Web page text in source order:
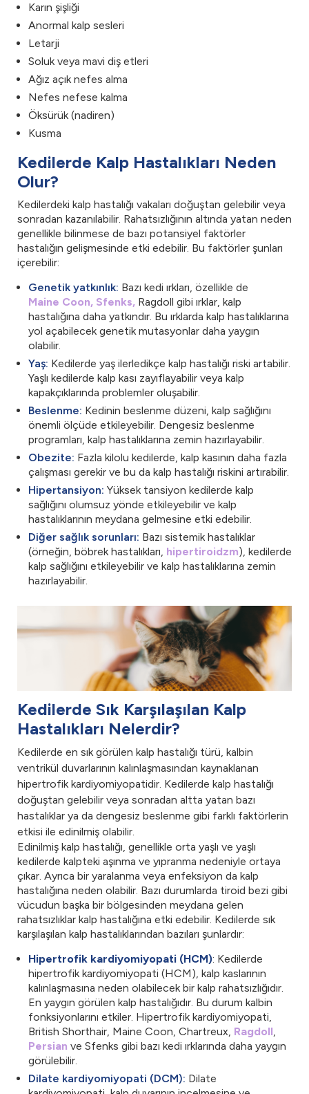
Karın şişliği
Anormal kalp sesleri
Letarji
Soluk veya mavi diş etleri
Ağız açık nefes alma
Nefes nefese kalma
Öksürük (nadiren)
Kusma
Kedilerde Kalp Hastalıkları Neden
Olur?
Kedilerdeki kalp hastalığı vakaları doğuştan gelebilir veya
sonradan kazanılabilir. Rahatsızlığının altında yatan neden
genellikle bilinmese de bazı potansiyel faktörler
hastalığın gelişmesinde etki edebilir. Bu faktörler şunları
içerebilir:
Genetik yatkınlık: Bazı kedi ırkları, özellikle de
Maine Coon, Sfenks, Ragdoll gibi ırklar, kalp
hastalığına daha yatkındır. Bu ırklarda kalp hastalıklarına
yol açabilecek genetik mutasyonlar daha yaygın
olabilir.
Yaş: Kedilerde yaş ilerledikçe kalp hastalığı riski artabilir.
Yaşlı kedilerde kalp kası zayıflayabilir veya kalp
kapakçıklarında problemler oluşabilir.
Beslenme: Kedinin beslenme düzeni, kalp sağlığını
önemli ölçüde etkileyebilir. Dengesiz beslenme
programları, kalp hastalıklarına zemin hazırlayabilir.
Obezite: Fazla kilolu kedilerde, kalp kasının daha fazla
çalışması gerekir ve bu da kalp hastalığı riskini artırabilir.
Hipertansiyon: Yüksek tansiyon kedilerde kalp
sağlığını olumsuz yönde etkileyebilir ve kalp
hastalıklarının meydana gelmesine etki edebilir.
Diğer sağlık sorunları: Bazı sistemik hastalıklar
(örneğin, böbrek hastalıkları, hipertiroidzm), kedilerde
kalp sağlığını etkileyebilir ve kalp hastalıklarına zemin
hazırlayabilir.
Kedilerde Sık Karşılaşılan Kalp
Hastalıkları Nelerdir?
Kedilerde en sık görülen kalp hastalığı türü, kalbin
ventrikül duvarlarının kalınlaşmasından kaynaklanan
hipertrofik kardiyomiyopatidir. Kedilerde kalp hastalığı
doğuştan gelebilir veya sonradan altta yatan bazı
hastalıklar ya da dengesiz beslenme gibi farklı faktörlerin
etkisi ile edinilmiş olabilir.
Edinilmiş kalp hastalığı, genellikle orta yaşlı ve yaşlı
kedilerde kalpteki aşınma ve yıpranma nedeniyle ortaya
çıkar. Ayrıca bir yaralanma veya enfeksiyon da kalp
hastalığına neden olabilir. Bazı durumlarda tiroid bezi gibi
vücudun başka bir bölgesinden meydana gelen
rahatsızlıklar kalp hastalığına etki edebilir. Kedilerde sık
karşılaşılan kalp hastalıklarından bazıları şunlardır:
Hipertrofik kardiyomiyopati (HCM): Kedilerde
hipertrofik kardiyomiyopati (HCM), kalp kaslarının
kalınlaşmasına neden olabilecek bir kalp rahatsızlığıdır.
En yaygın görülen kalp hastalığıdır. Bu durum kalbin
fonksiyonlarını etkiler. Hipertrofik kardiyomiyopati,
British Shorthair, Maine Coon, Chartreux, Ragdoll
Persian ve Sfenks gibi bazı kedi ırklarında daha yaygın
görülebilir.
Dilate kardiyomiyopati (DCM): Dilate